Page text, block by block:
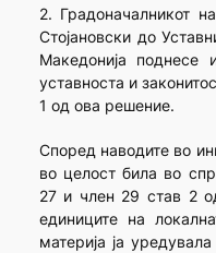
2. Градоначалникот
Стојановски до
Македонија поднесе
уставноста и
1 од ова решение.
Според наводите во
во целост била во
27 и член 29 став 2
единиците на
материја ја